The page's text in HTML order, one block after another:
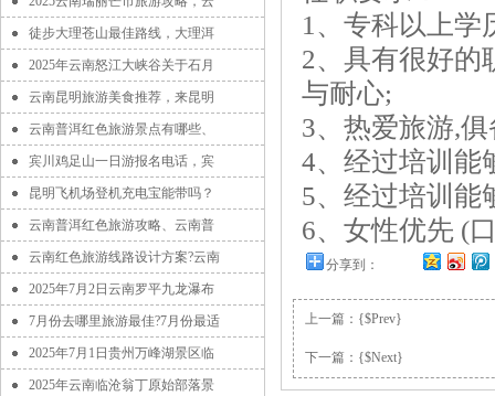
徒步大理苍山最佳路线，大理洱
2025年云南怒江大峡谷关于石月
云南昆明旅游美食推荐，来昆明
云南普洱红色旅游景点有哪些、
宾川鸡足山一日游报名电话，宾
昆明飞机场登机充电宝能带吗？
云南普洱红色旅游攻略、云南普
云南红色旅游线路设计方案?云南
2025年7月2日云南罗平九龙瀑布
7月份去哪里旅游最佳?7月份最适
2025年7月1日贵州万峰湖景区临
2025年云南临沧翁丁原始部落景
1、专科以上学
2、具有很好的
与耐心;
3、热爱旅游,
4、经过培训能
5、经过培训能
6、女性优先 (
分享到：
上一篇：{$Prev}
下一篇：{$Next}